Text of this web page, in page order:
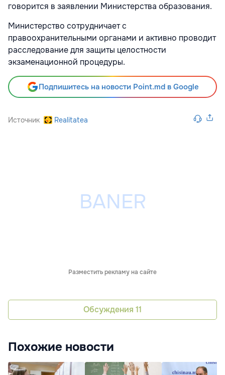
говорится в заявлении Министерства образования.
Министерство сотрудничает с
правоохранительными органами и активно проводит
расследование для защиты целостности
экзаменационной процедуры.
Подпишитесь на новости Point.md в Google
Источник Realitatea
Разместить рекламу на сайте
Обсуждения 11
Похожие новости